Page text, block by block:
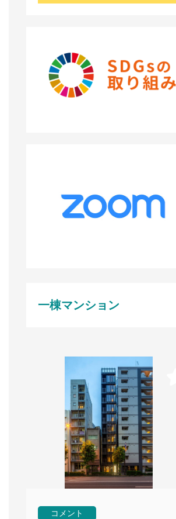
一棟マンション
コメント